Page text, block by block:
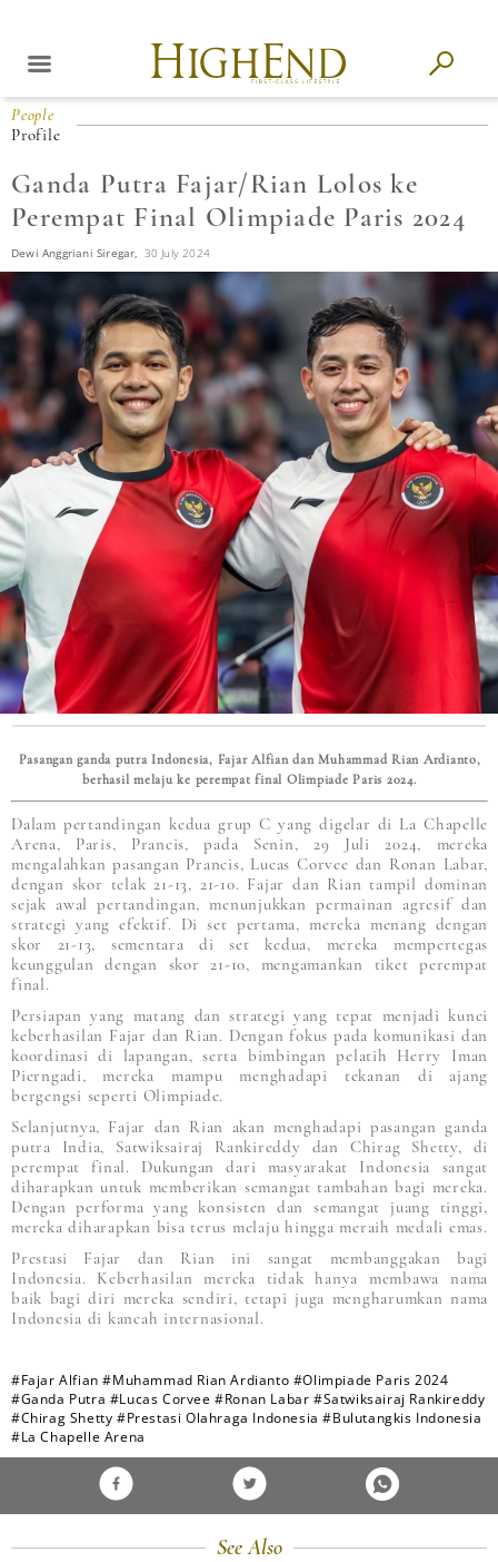
People
Profile
Ganda Putra Fajar/Rian Lolos ke
Perempat Final Olimpiade Paris 2024
Dewi Anggriani Siregar, 30 July 2024
Pasangan ganda putra Indonesia, Fajar Alfian dan Muhammad Rian Ardianto,
berhasil melaju ke perempat final Olimpiade Paris 2024.
Dalam pertandingan kedua grup C yang digelar di La Chapelle
Arena, Paris, Prancis, pada Senin, 29 Juli 2024, mereka
mengalahkan pasangan Prancis, Lucas Corvee dan Ronan Labar,
dengan skor telak 21-13, 21-10. Fajar dan Rian tampil dominan
sejak awal pertandingan, menunjukkan permainan agresif dan
strategi yang efektif. Di set pertama, mereka menang dengan
skor 21-13, sementara di set kedua, mereka mempertegas
keunggulan dengan skor 21-10, mengamankan tiket perempat
final.
Persiapan yang matang dan strategi yang tepat menjadi kunci
keberhasilan Fajar dan Rian. Dengan fokus pada komunikasi dan
koordinasi di lapangan, serta bimbingan pelatih Herry Iman
Pierngadi, mereka mampu menghadapi tekanan di ajang
bergengsi seperti Olimpiade.
Selanjutnya, Fajar dan Rian akan menghadapi pasangan ganda
putra India, Satwiksairaj Rankireddy dan Chirag Shetty, di
perempat final. Dukungan dari masyarakat Indonesia sangat
diharapkan untuk memberikan semangat tambahan bagi mereka.
Dengan performa yang konsisten dan semangat juang tinggi,
mereka diharapkan bisa terus melaju hingga meraih medali emas.
Prestasi Fajar dan Rian ini sangat membanggakan bagi
Indonesia. Keberhasilan mereka tidak hanya membawa nama
baik bagi diri mereka sendiri, tetapi juga mengharumkan nama
Indonesia di kancah internasional.
#Fajar Alfian #Muhammad Rian Ardianto #Olimpiade Paris 2024
#Ganda Putra #Lucas Corvee #Ronan Labar #Satwiksairaj Rankireddy
#Chirag Shetty #Prestasi Olahraga Indonesia #Bulutangkis Indonesia
#La Chapelle Arena
See Also